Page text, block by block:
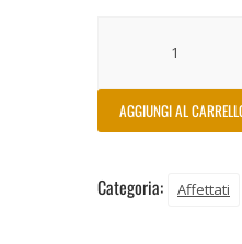
AGGIUNGI AL
Categoria: Affettati